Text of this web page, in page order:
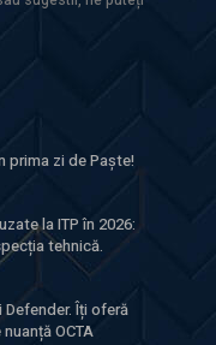
prima zi de Paște!
la ITP în 2026:
tehnică.
Îți oferă
OCTA